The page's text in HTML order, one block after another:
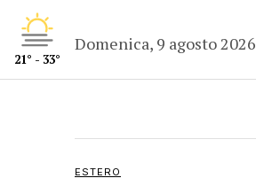
21° - 33°
Domenica, 9 agosto 2026
ESTERO